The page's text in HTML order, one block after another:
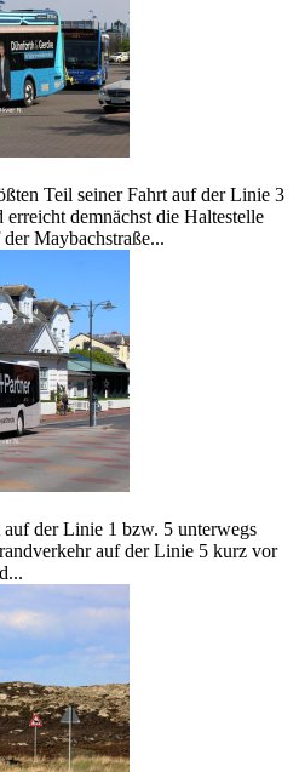
Teil seiner Fahrt auf der Linie 3
demnächst die Haltestelle
Maybachstraße...
der Linie 1 bzw. 5 unterwegs
auf der Linie 5 kurz vor